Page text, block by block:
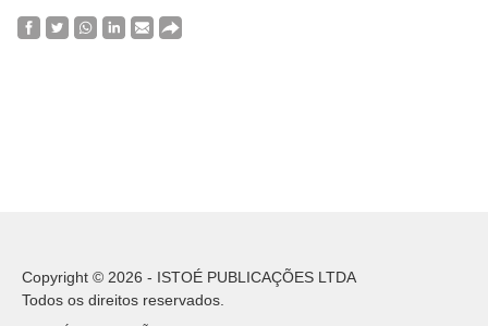
Copyright © 2026 - ISTOÉ PUBLICAÇÕES LTDA
Todos os direitos reservados.